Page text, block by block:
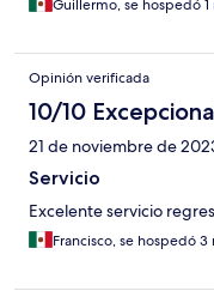
Guillermo, se hospedó 1
Opinión verificada
10/10
21 de noviembre de
Servicio
Excelente servicio
Francisco, se hospedó 3